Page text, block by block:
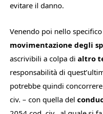
evitare il danno.
Venendo poi nello
movimentazione degli
ascrivibili a colpa di altro
responsabilità di
potrebbe quindi
civ. – con quella del